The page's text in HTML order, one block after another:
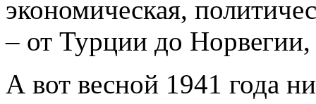
экономическая,
– от Турции до
А вот весной 1941 года